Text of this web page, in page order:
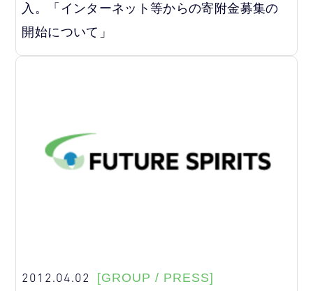
入。「インターネット等からの寄附金募集の
開始について」
2012.04.02 [GROUP / PRESS]